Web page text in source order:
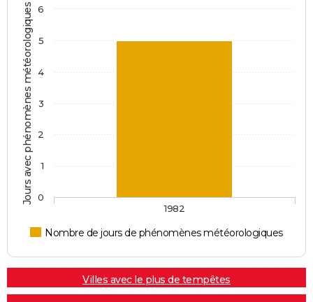
Jours avec phénomènes météorologiques
Nombre de jours de phénomènes météorologiques
1982
0
1
2
3
4
5
6
Villes avec le plus de tempêtes